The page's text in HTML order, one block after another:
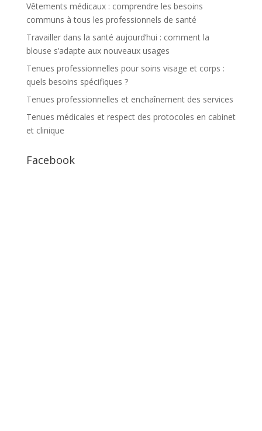
Vêtements médicaux : comprendre les besoins
communs à tous les professionnels de santé
Travailler dans la santé aujourd’hui : comment la
blouse s’adapte aux nouveaux usages
Tenues professionnelles pour soins visage et corps :
quels besoins spécifiques ?
Tenues professionnelles et enchaînement des services
Tenues médicales et respect des protocoles en cabinet
et clinique
Facebook